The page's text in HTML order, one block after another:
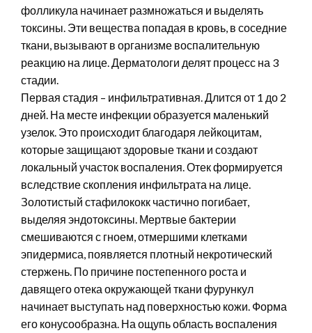
фолликула начинает размножаться и выделять
токсины. Эти вещества попадая в кровь, в соседние
ткани, вызывают в организме воспалительную
реакцию на лице. Дерматологи делят процесс на 3
стадии.
Первая стадия – инфильтративная. Длится от 1 до 2
дней. На месте инфекции образуется маленький
узелок. Это происходит благодаря лейкоцитам,
которые защищают здоровые ткани и создают
локальный участок воспаления. Отек формируется
вследствие скопления инфильтрата на лице.
Золотистый стафилококк частично погибает,
выделяя эндотоксины. Мертвые бактерии
смешиваются с гноем, отмершими клетками
эпидермиса, появляется плотный некротический
стержень. По причине постепенного роста и
давящего отека окружающей ткани фурункул
начинает выступать над поверхностью кожи. Форма
его конусообразна. На ощупь область воспаления